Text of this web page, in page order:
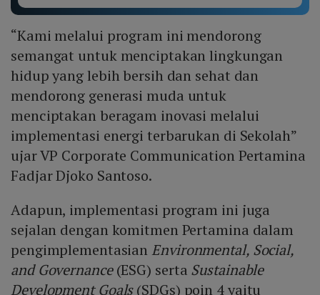
“Kami melalui program ini mendorong
semangat untuk menciptakan lingkungan
hidup yang lebih bersih dan sehat dan
mendorong generasi muda untuk
menciptakan beragam inovasi melalui
implementasi energi terbarukan di Sekolah”
ujar VP Corporate Communication Pertamina
Fadjar Djoko Santoso.
Adapun, implementasi program ini juga
sejalan dengan komitmen Pertamina dalam
pengimplementasian Environmental, Social,
and Governance(ESG) serta Sustainable
Development Goals(SDGs) poin 4 yaitu